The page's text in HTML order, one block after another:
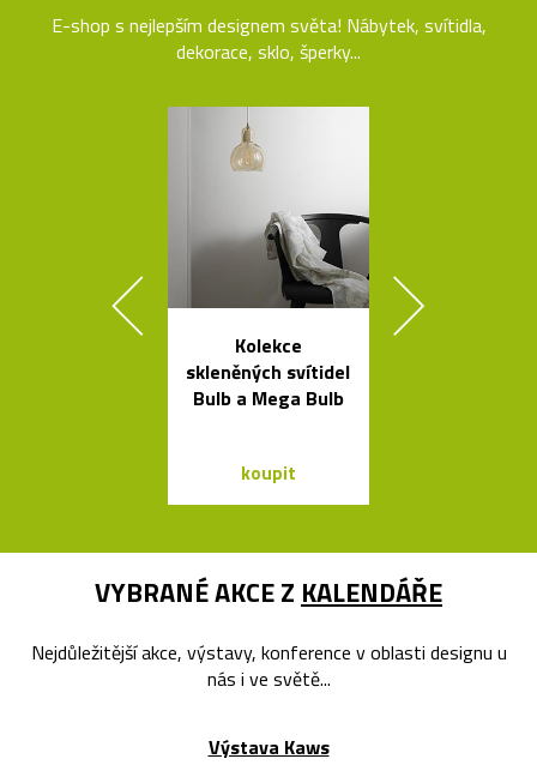
E-shop s nejlepším designem světa! Nábytek, svítidla,
dekorace, sklo, šperky...
Kolekce
skleněných svítidel
Bulb a Mega Bulb
koupit
VYBRANÉ AKCE Z KALENDÁŘE
Nejdůležitější akce, výstavy, konference v oblasti designu u
nás i ve světě...
Výstava Kaws